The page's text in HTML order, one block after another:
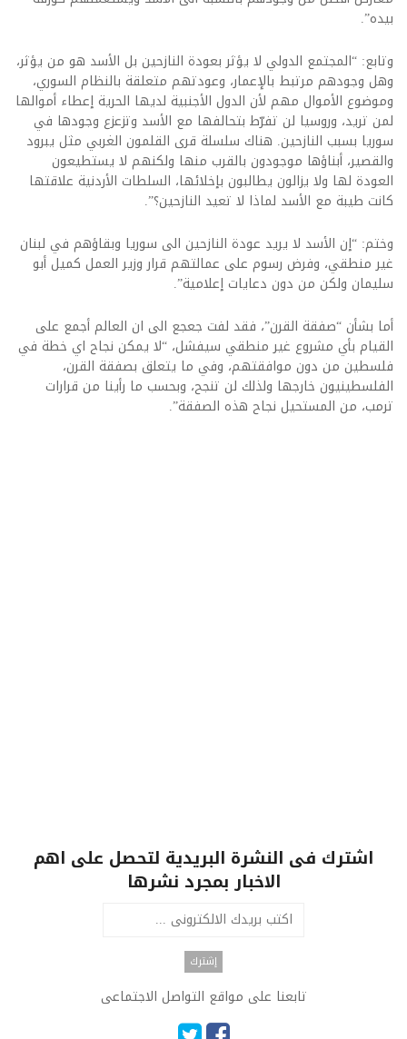
بيده”.
وتابع: “المجتمع الدولي لا يؤثر بعودة النازحين بل الأسد هو من يؤثر،
وهل وجودهم مرتبط بالإعمار، وعودتهم متعلقة بالنظام السوري،
وموضوع الأموال مهم لأن الدول الأجنبية لديها الحرية إعطاء أموالها
لمن تريد، وروسيا لن تفرّط بتحالفها مع الأسد وتزعزع وجودها في
سوريا بسبب النازحين. هناك سلسلة قرى القلمون الغربي مثل يبرود
والقصير، أبناؤها موجودون بالقرب منها ولكنهم لا يستطيعون
العودة لها ولا يزالون يطالبون بإخلائها، السلطات الأردنية علاقتها
كانت طيبة مع الأسد لماذا لا تعيد النازحين؟”.
وختم: “إن الأسد لا يريد عودة النازحين الى سوريا وبقاؤهم في لبنان
غير منطقي، وفرض رسوم على عمالتهم قرار وزير العمل كميل أبو
سليمان ولكن من دون دعايات إعلامية”.
أما بشأن “صفقة القرن”، فقد لفت جعجع الى ان العالم أجمع على
القيام بأي مشروع غير منطقي سيفشل، “لا يمكن نجاح اي خطة في
فلسطين من دون موافقتهم، وفي ما يتعلق بصفقة القرن،
الفلسطينيون خارجها ولذلك لن تنجح، وبحسب ما رأينا من قرارات
ترمب، من المستحيل نجاح هذه الصفقة”.
اشترك فى النشرة البريدية لتحصل على اهم
الاخبار بمجرد نشرها
تابعنا على مواقع التواصل الاجتماعى